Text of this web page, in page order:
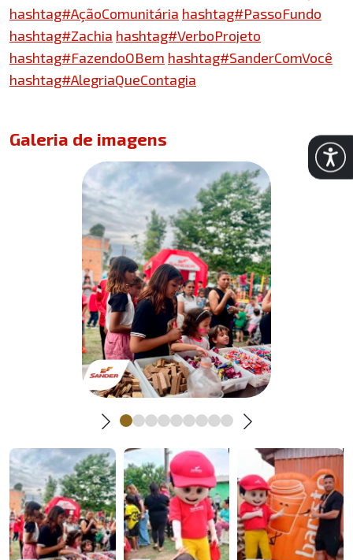
Abrir
hashtag#AçãoComunitária hashtag#PassoFundo
hashtag#Zachia hashtag#VerboProjeto
hashtag#FazendoOBem hashtag#SanderComVocê
hashtag#AlegriaQueContagia
Galeria de imagens